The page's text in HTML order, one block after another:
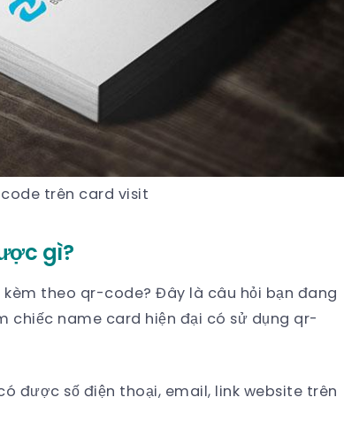
trên card visit
gì?
kèm theo qr-code? Đây là câu hỏi bạn đang
chiếc name card hiện đại có sử dụng qr-
được số điện thoại, email, link website trên